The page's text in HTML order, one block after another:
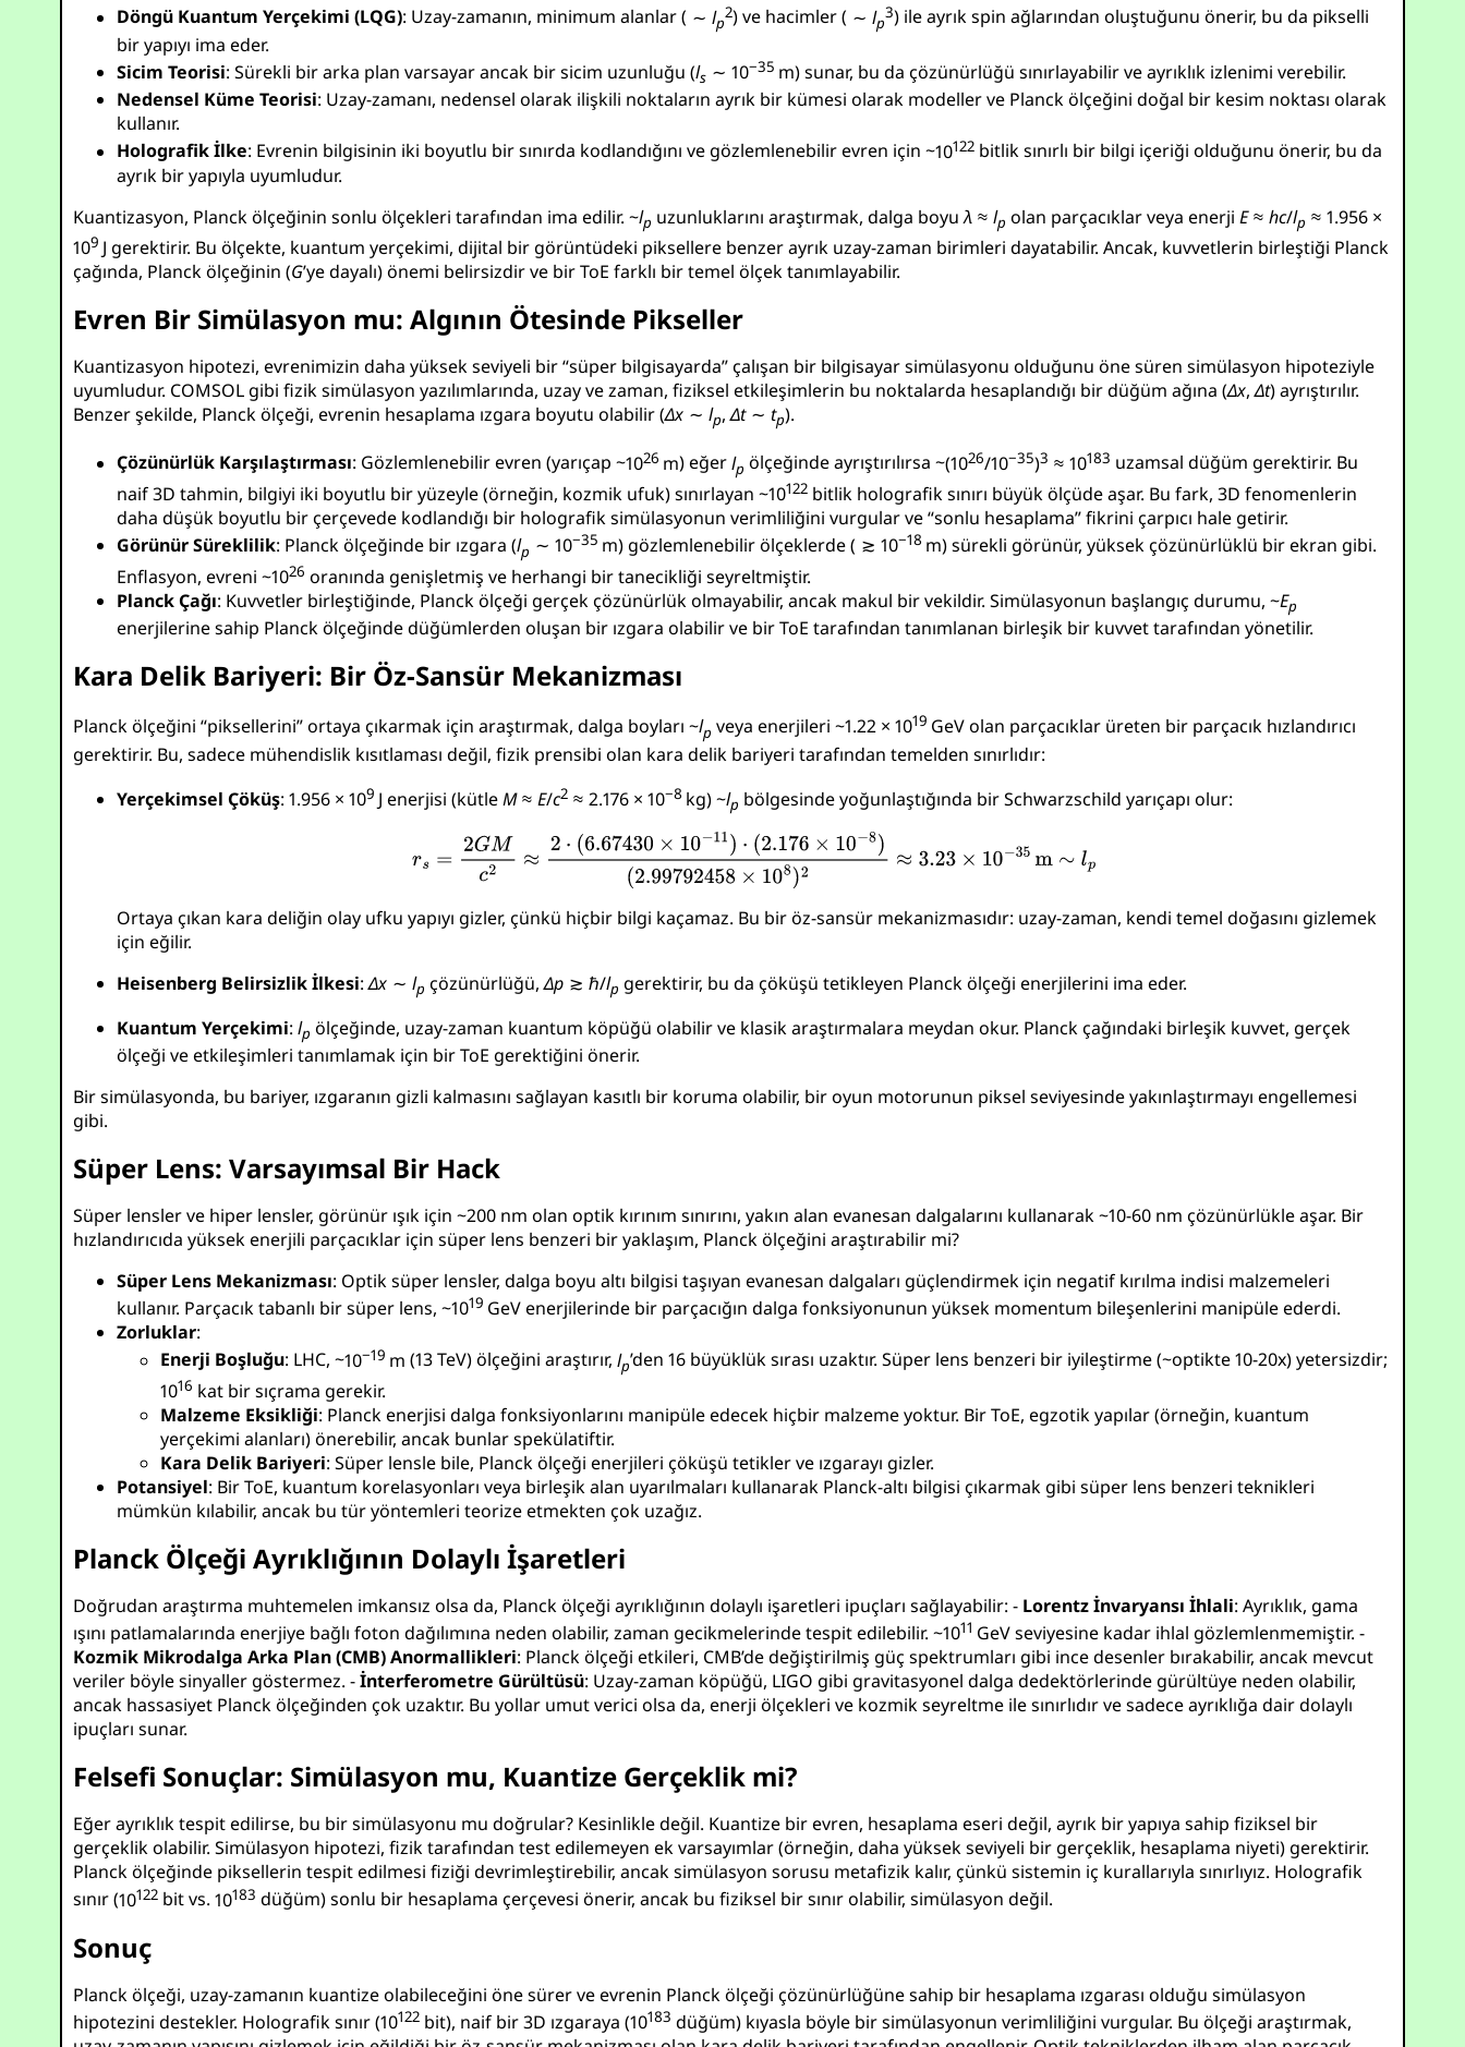
Döngü Kuantum Yerçekimi (LQG): Uzay-zamanın, minimum alanlar ( ∼lp
2) ve hacimler ( ∼lp
3) ile ayrık spin ağlarından oluştuğunu önerir, bu da pikselli
bir yapıyı ima eder.
Sicim Teorisi: Sürekli bir arka plan varsayar ancak bir sicim uzunluğu (ls ∼ 10−35 m) sunar, bu da çözünürlüğü sınırlayabilir ve ayrıklık izlenimi verebilir.
Nedensel Küme Teorisi: Uzay-zamanı, nedensel olarak ilişkili noktaların ayrık bir kümesi olarak modeller ve Planck ölçeğini doğal bir kesim noktası olarak
kullanır.
Holografik İlke: Evrenin bilgisinin iki boyutlu bir sınırda kodlandığını ve gözlemlenebilir evren için ~10122 bitlik sınırlı bir bilgi içeriği olduğunu önerir, bu da
ayrık bir yapıyla uyumludur.
Kuantizasyon, Planck ölçeğinin sonlu ölçekleri tarafından ima edilir. ~lp uzunluklarını araştırmak, dalga boyuλ ≈lp olan parçacıklar veya enerjiE≈hc/lp ≈ 1.956 ×
109 J gerektirir. Bu ölçekte, kuantum yerçekimi, dijital bir görüntüdeki piksellere benzer ayrık uzay-zaman birimleri dayatabilir. Ancak, kuvvetlerin birleştiği Planck
çağında, Planck ölçeğinin (G’ye dayalı) önemi belirsizdir ve bir ToE farklı bir temel ölçek tanımlayabilir.
Evren Bir Simülasyon mu: Algının Ötesinde Pikseller
Kuantizasyon hipotezi, evrenimizin daha yüksek seviyeli bir “süper bilgisayarda” çalışan bir bilgisayar simülasyonu olduğunu öne süren simülasyon hipoteziyle
uyumludur. COMSOL gibi fizik simülasyon yazılımlarında, uzay ve zaman, fiziksel etkileşimlerin bu noktalarda hesaplandığı bir düğüm ağına (Δx,Δt) ayrıştırılır.
Benzer şekilde, Planck ölçeği, evrenin hesaplama ızgara boyutu olabilir (Δx ∼lp,Δt∼tp).
Çözünürlük Karşılaştırması: Gözlemlenebilir evren (yarıçap ~1026 m) eğerlp ölçeğinde ayrıştırılırsa ~(1026/10−35)3 ≈ 10183 uzamsal düğüm gerektirir. Bu
naif 3D tahmin, bilgiyi iki boyutlu bir yüzeyle (örneğin, kozmik ufuk) sınırlayan ~10122 bitlik holografik sınırı büyük ölçüde aşar. Bu fark, 3D fenomenlerin
daha düşük boyutlu bir çerçevede kodlandığı bir holografik simülasyonun verimliliğini vurgular ve “sonlu hesaplama” fikrini çarpıcı hale getirir.
Görünür Süreklilik: Planck ölçeğinde bir ızgara (lp ∼ 10−35 m) gözlemlenebilir ölçeklerde ( ≳ 10−18 m) sürekli görünür, yüksek çözünürlüklü bir ekran gibi.
Enflasyon, evreni ~1026 oranında genişletmiş ve herhangi bir tanecikliği seyreltmiştir.
Planck Çağı: Kuvvetler birleştiğinde, Planck ölçeği gerçek çözünürlük olmayabilir, ancak makul bir vekildir. Simülasyonun başlangıç durumu, ~Ep
enerjilerine sahip Planck ölçeğinde düğümlerden oluşan bir ızgara olabilir ve bir ToE tarafından tanımlanan birleşik bir kuvvet tarafından yönetilir.
Kara Delik Bariyeri: Bir Öz-Sansür Mekanizması
Planck ölçeğini “piksellerini” ortaya çıkarmak için araştırmak, dalga boyları ~lp veya enerjileri ~1.22 × 1019 GeVolan parçacıklar üreten bir parçacık hızlandırıcı
gerektirir. Bu, sadece mühendislik kısıtlaması değil, fizik prensibi olan kara delik bariyeri tarafından temelden sınırlıdır:
Yerçekimsel Çöküş:1.956 × 109 J enerjisi (kütleM≈E/c2 ≈ 2.176 × 10−8 kg) ~lp bölgesinde yoğunlaştığında bir Schwarzschild yarıçapı olur:
Ortaya çıkan kara deliğin olay ufku yapıyı gizler, çünkü hiçbir bilgi kaçamaz. Bu bir öz-sansür mekanizmasıdır: uzay-zaman, kendi temel doğasını gizlemek
için eğilir.
Heisenberg Belirsizlik İlkesi:Δx ∼lp çözünürlüğü,Δp ≳ ℏ/lp gerektirir, bu da çöküşü tetikleyen Planck ölçeği enerjilerini ima eder.
Kuantum Yerçekimi:lp ölçeğinde, uzay-zaman kuantum köpüğü olabilir ve klasik araştırmalara meydan okur. Planck çağındaki birleşik kuvvet, gerçek
ölçeği ve etkileşimleri tanımlamak için bir ToE gerektiğini önerir.
Bir simülasyonda, bu bariyer, ızgaranın gizli kalmasını sağlayan kasıtlı bir koruma olabilir, bir oyun motorunun piksel seviyesinde yakınlaştırmayı engellemesi
gibi.
Süper Lens: Varsayımsal Bir Hack
Süper lensler ve hiper lensler, görünür ışık için ~200 nm olan optik kırınım sınırını, yakın alan evanesan dalgalarını kullanarak ~10-60 nm çözünürlükle aşar. Bir
hızlandırıcıda yüksek enerjili parçacıklar için süper lens benzeri bir yaklaşım, Planck ölçeğini araştırabilir mi?
Süper Lens Mekanizması: Optik süper lensler, dalga boyu altı bilgisi taşıyan evanesan dalgaları güçlendirmek için negatif kırılma indisi malzemeleri
kullanır. Parçacık tabanlı bir süper lens, ~1019 GeVenerjilerinde bir parçacığın dalga fonksiyonunun yüksek momentum bileşenlerini manipüle ederdi.
Zorluklar:
Enerji Boşluğu: LHC, ~10−19 m (13 TeV) ölçeğini araştırır,lp’den 16 büyüklük sırası uzaktır. Süper lens benzeri bir iyileştirme (~optikte 10-20x) yetersizdir;
1016 kat bir sıçrama gerekir.
Malzeme Eksikliği: Planck enerjisi dalga fonksiyonlarını manipüle edecek hiçbir malzeme yoktur. Bir ToE, egzotik yapılar (örneğin, kuantum
yerçekimi alanları) önerebilir, ancak bunlar spekülatiftir.
Kara Delik Bariyeri: Süper lensle bile, Planck ölçeği enerjileri çöküşü tetikler ve ızgarayı gizler.
Potansiyel: Bir ToE, kuantum korelasyonları veya birleşik alan uyarılmaları kullanarak Planck-altı bilgisi çıkarmak gibi süper lens benzeri teknikleri
mümkün kılabilir, ancak bu tür yöntemleri teorize etmekten çok uzağız.
Planck Ölçeği Ayrıklığının Dolaylı İşaretleri
Doğrudan araştırma muhtemelen imkansız olsa da, Planck ölçeği ayrıklığının dolaylı işaretleri ipuçları sağlayabilir: - Lorentz İnvaryansı İhlali: Ayrıklık, gama
ışını patlamalarında enerjiye bağlı foton dağılımına neden olabilir, zaman gecikmelerinde tespit edilebilir. ~1011 GeVseviyesine kadar ihlal gözlemlenmemiştir. -
Kozmik Mikrodalga Arka Plan (CMB) Anormallikleri: Planck ölçeği etkileri, CMB’de değiştirilmiş güç spektrumları gibi ince desenler bırakabilir, ancak mevcut
veriler böyle sinyaller göstermez. -İnterferometre Gürültüsü: Uzay-zaman köpüğü, LIGO gibi gravitasyonel dalga dedektörlerinde gürültüye neden olabilir,
ancak hassasiyet Planck ölçeğinden çok uzaktır. Bu yollar umut verici olsa da, enerji ölçekleri ve kozmik seyreltme ile sınırlıdır ve sadece ayrıklığa dair dolaylı
ipuçları sunar.
Felsefi Sonuçlar: Simülasyon mu, Kuantize Gerçeklik mi?
Eğer ayrıklık tespit edilirse, bu bir simülasyonu mu doğrular? Kesinlikle değil. Kuantize bir evren, hesaplama eseri değil, ayrık bir yapıya sahip fiziksel bir
gerçeklik olabilir. Simülasyon hipotezi, fizik tarafından test edilemeyen ek varsayımlar (örneğin, daha yüksek seviyeli bir gerçeklik, hesaplama niyeti) gerektirir.
Planck ölçeğinde piksellerin tespit edilmesi fiziği devrimleştirebilir, ancak simülasyon sorusu metafizik kalır, çünkü sistemin iç kurallarıyla sınırlıyız. Holografik
sınır (10122 bit vs.10183 düğüm) sonlu bir hesaplama çerçevesi önerir, ancak bu fiziksel bir sınır olabilir, simülasyon değil.
Sonuç
Planck ölçeği, uzay-zamanın kuantize olabileceğini öne sürer ve evrenin Planck ölçeği çözünürlüğüne sahip bir hesaplama ızgarası olduğu simülasyon
hipotezini destekler. Holografik sınır (10122 bit), naif bir 3D ızgaraya (10183 düğüm) kıyasla böyle bir simülasyonun verimliliğini vurgular. Bu ölçeği araştırmak,